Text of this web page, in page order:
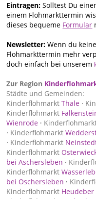
Eintragen:Solltest Du
einem Flohmarkttermin
dieses bequeme Formular
Newsletter: Wenn du
Flohmarkttermin mehr
doch einfach bei unserem
Zur Region
Städte und Gemeinden:
Kinderflohmarkt Thale ·
Kinderflohmarkt
Wienrode ·
· Kinderflohmarkt
· Kinderflohmarkt
Kinderflohmarkt
bei Aschersleben ·
Kinderflohmarkt
bei Oschersleben ·
Kinderflohmarkt Heudeber